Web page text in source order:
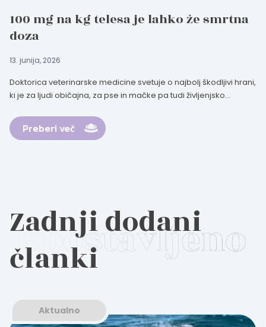
100 mg na kg telesa je lahko že smrtna
doza
13. junija, 2026
Doktorica veterinarske medicine svetuje o najbolj škodljivi hrani,
ki je za ljudi običajna, za pse in mačke pa tudi življenjsko...
Preberi več
Zadnji dodani
članki
Aktualno